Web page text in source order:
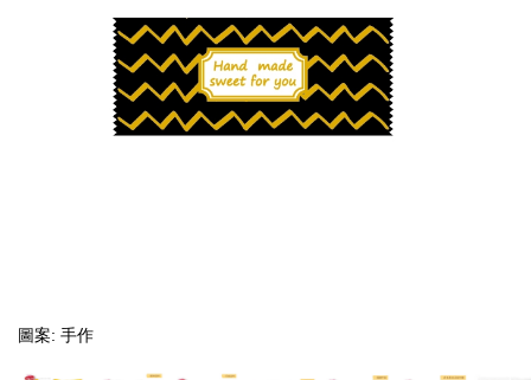
圖案: 手作